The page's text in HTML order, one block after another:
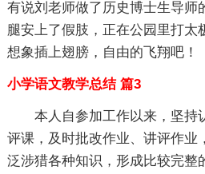
有说刘老师做了历史博士生导师
腿安上了假肢，正在公园里打太
想象插上翅膀，自由的飞翔吧！
小学语文教学总结 篇3
本人自参加工作以来，坚持认
评课，及时批改作业、讲评作业
泛涉猎各种知识，形成比较完整